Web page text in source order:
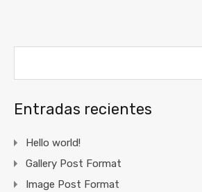
Entradas recientes
Hello world!
Gallery Post Format
Image Post Format